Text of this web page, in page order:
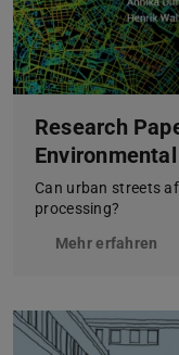
Research
Can urban streets
processing?
Mehr erfahren